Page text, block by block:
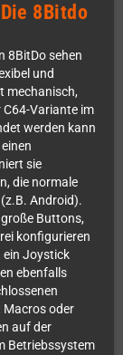
8Bitdo
8BitDo sehen
und
mechanisch,
Variante im
werden kann
sie
die normale
Android).
Buttons,
konfigurieren
ein Joystick
ebenfalls
Macros oder
auf der
Betriebssystem